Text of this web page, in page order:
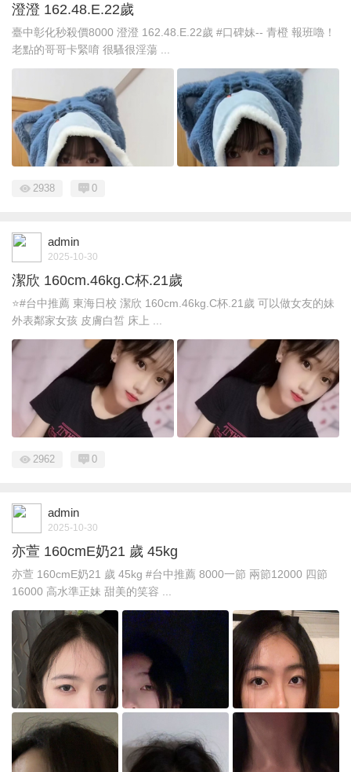
澄澄 162.48.E.22歲
臺中彰化秒殺價8000 澄澄 162.48.E.22歲 #口碑妹-- 青橙 報班嚕！
老點的哥哥卡緊唷 很騷很淫蕩 ...
2938 0
admin
2025-10-30
潔欣 160cm.46kg.C杯.21歲
⭐️#台中推薦 東海日校 潔欣 160cm.46kg.C杯.21歲 可以做女友的妹
外表鄰家女孩 皮膚白皙 床上 ...
2962 0
admin
2025-10-30
亦萱 160cmE奶21 歲 45kg
亦萱 160cmE奶21 歲 45kg #台中推薦 8000一節 兩節12000 四節
16000 高水準正妹 甜美的笑容 ...